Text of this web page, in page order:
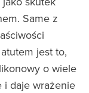
Same z
jest to,
o wiele
i daje wrażenie